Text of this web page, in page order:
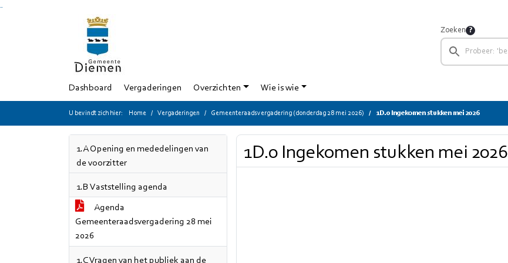
Zoeken
Dashboard Vergaderingen Overzichten Wie is wie
U bevindt zich hier: Home Vergaderingen Gemeenteraadsvergadering (donderdag 28 mei 2026) 1D.0 Ingekomen stukken mei 2026
1.A Opening en mededelingen van
de voorzitter
1.B Vaststelling agenda
Agenda
Gemeenteraadsvergadering 28 mei
2026
1.C Vragen van het publiek aan de
1D.0 Ingekomen stukken mei 2026